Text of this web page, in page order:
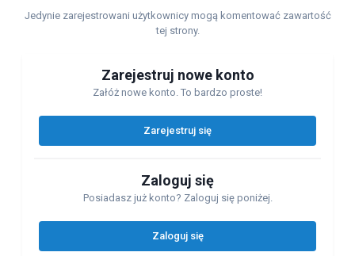
Jedynie zarejestrowani użytkownicy mogą komentować zawartość
tej strony.
Zarejestruj nowe konto
Załóż nowe konto. To bardzo proste!
Zarejestruj się
Zaloguj się
Posiadasz już konto? Zaloguj się poniżej.
Zaloguj się